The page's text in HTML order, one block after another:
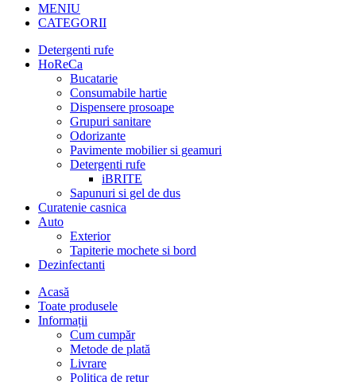
MENIU
CATEGORII
Detergenti rufe
HoReCa
Bucatarie
Consumabile hartie
Dispensere prosoape
Grupuri sanitare
Odorizante
Pavimente mobilier si geamuri
Detergenti rufe
iBRITE
Sapunuri si gel de dus
Curatenie casnica
Auto
Exterior
Tapiterie mochete si bord
Dezinfectanti
Acasă
Toate produsele
Informații
Cum cumpăr
Metode de plată
Livrare
Politica de retur